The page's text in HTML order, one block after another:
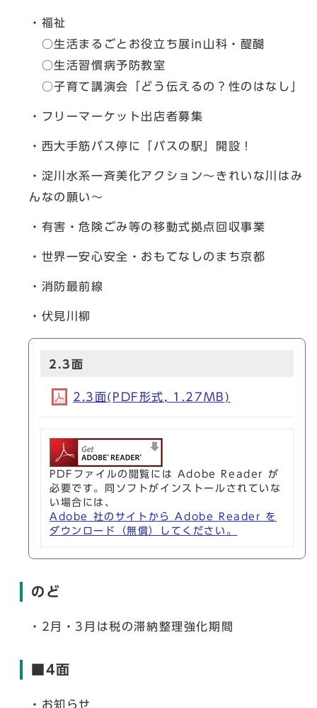
・福祉
○生活まるごとお役立ち展in山科・醍醐
○生活習慣病予防教室
○子育て講演会「どう伝えるの？性のはなし」
・フリーマーケット出店者募集
・西大手筋バス停に「バスの駅」開設！
・淀川水系一斉美化アクション～きれいな川はみ
んなの願い～
・有害・危険ごみ等の移動式拠点回収事業
・世界一安心安全・おもてなしのまち京都
・消防最前線
・伏見川柳
2.3面
2.3面(PDF形式, 1.27MB)
PDFファイルの閲覧には Adobe Reader が
必要です。同ソフトがインストールされていな
い場合には、
Adobe 社のサイトから Adobe Reader を
ダウンロード（無償）してください。
のど
・2月・3月は税の滞納整理強化期間
■4面
・お知らせ